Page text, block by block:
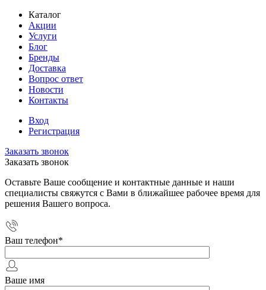
Каталог
Акции
Услуги
Блог
Бренды
Доставка
Вопрос ответ
Новости
Контакты
Вход
Регистрация
Заказать звонок
Заказать звонок
Оставьте Ваше сообщение и контактные данные и наши
специалисты свяжутся с Вами в ближайшее рабочее время для
решения Вашего вопроса.
Ваш телефон*
Ваше имя